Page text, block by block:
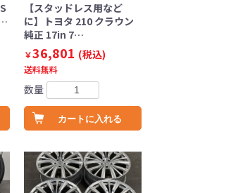
【スタッドレス用など
に】トヨタ 210 クラウン
純正 17in 7…
￥36,801 (税込)
送料無料
数量
カートに入れる